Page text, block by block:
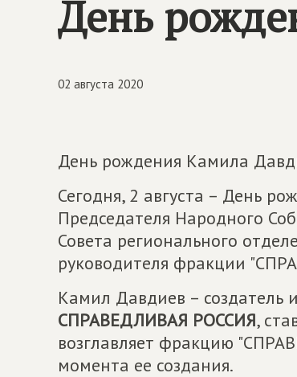
День
02 августа 2020
День рождения Камила
Сегодня, 2 августа – День
Председателя Народного
Совета регионального
руководителя фракции
Камил Давдиев – создатель
СПРАВЕДЛИВАЯ РОССИЯ,
возглавляет фракцию
момента ее создания.